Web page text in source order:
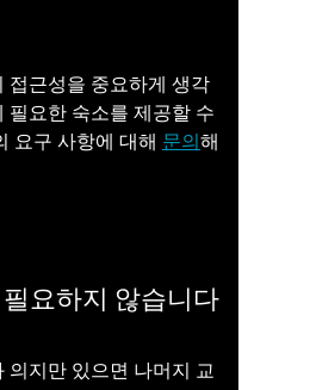
접근성을 중요하게 생각
필요한 숙소를 제공할 수
요구 사항에 대해 문의 해
요하지 않습니다
의지만 있으면 나머지 교